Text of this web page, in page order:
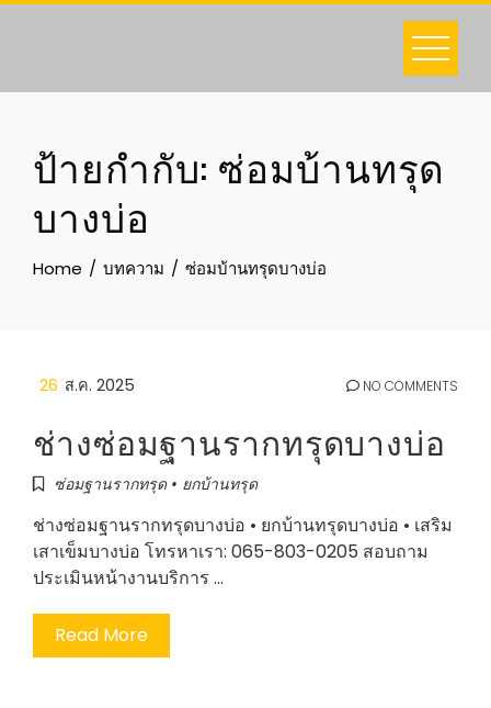
Skip
ป้ายกำกับ: ซ่อมบ้านทรุด
บางบ่อ
Home บทความ ซ่อมบ้านทรุดบางบ่อ
26 ส.ค. 2025 NO COMMENTS
ช่างซ่อมฐานรากทรุดบางบ่อ
ซ่อมฐานรากทรุด • ยกบ้านทรุด
ช่างซ่อมฐานรากทรุดบางบ่อ • ยกบ้านทรุดบางบ่อ • เสริม
เสาเข็มบางบ่อ โทรหาเรา: 065-803-0205 สอบถาม
ประเมินหน้างานบริการ …
Read More